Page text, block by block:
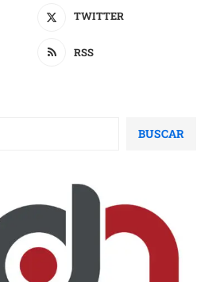
TWITTER
RSS
BUSCAR